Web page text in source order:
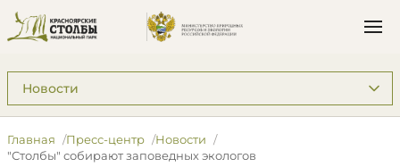
Подразделы: Пресс-центр
Главная Пресс-центр
Новости
"Столбы" собирают заповедных экологов